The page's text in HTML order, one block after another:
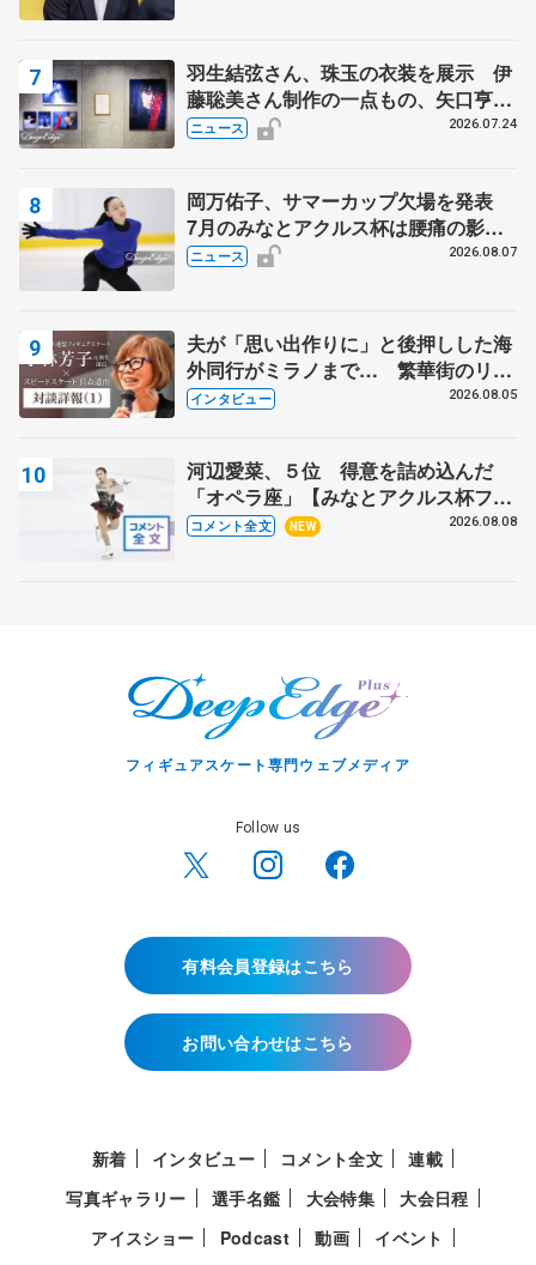
羽生結弦さん、珠玉の衣装を展示 伊
藤聡美さん制作の一点もの、矢口亨さ
んが撮影
ニュース 2026.07.24
岡万佑子、サマーカップ欠場を発表
7月のみなとアクルス杯は腰痛の影響
で
ニュース 2026.08.07
夫が「思い出作りに」と後押しした海
外同行がミラノまで… 繁華街のリン
クでは不良のお兄さんも味方に 小林
インタビュー 2026.08.05
河辺愛菜、５位 得意を詰め込んだ
「オペラ座」【みなとアクルス杯フリ
ー】
コメント全文 NEW 2026.08.08
フィギュアスケート専門ウェブメディア
Follow us
有料会員登録はこちら
お問い合わせはこちら
新着 インタビュー コメント全文
連載
写真ギャラリー
選手名鑑 大会特集
大会日程
アイスショー
Podcast 動画 イベント